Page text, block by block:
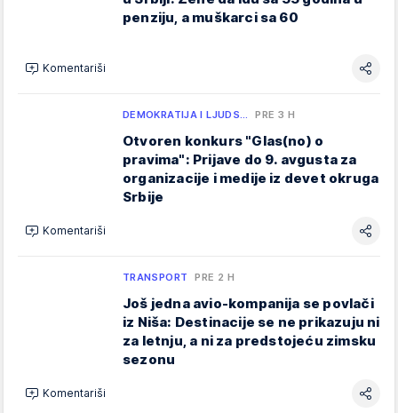
penziju, a muškarci sa 60
Komentariši
DEMOKRATIJA I LJUDS… PRE 3 H
Otvoren konkurs "Glas(no) o
pravima": Prijave do 9. avgusta za
organizacije i medije iz devet okruga
Srbije
Komentariši
TRANSPORT PRE 2 H
Još jedna avio-kompanija se povlači
iz Niša: Destinacije se ne prikazuju ni
za letnju, a ni za predstojeću zimsku
sezonu
Komentariši